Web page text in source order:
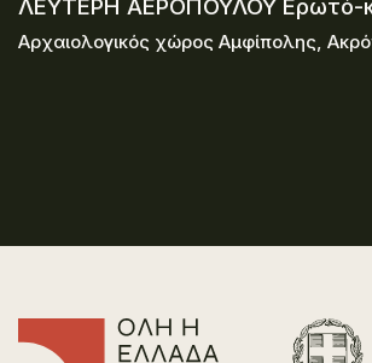
ΛΕΥΤΕΡΗ ΑΕΡΟΠΟΥΛΟΥ Ερωτό-
Αρχαιολογικός χώρος Αμφίπολης,